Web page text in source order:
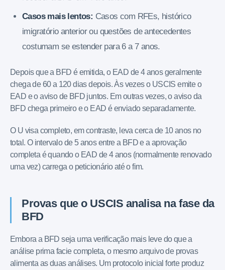
Casos mais lentos: Casos com RFEs, histórico
imigratório anterior ou questões de antecedentes
costumam se estender para 6 a 7 anos.
Depois que a BFD é emitida, o EAD de 4 anos geralmente
chega de 60 a 120 dias depois. Às vezes o USCIS emite o
EAD e o aviso de BFD juntos. Em outras vezes, o aviso da
BFD chega primeiro e o EAD é enviado separadamente.
O U visa completo, em contraste, leva cerca de 10 anos no
total. O intervalo de 5 anos entre a BFD e a aprovação
completa é quando o EAD de 4 anos (normalmente renovado
uma vez) carrega o peticionário até o fim.
Provas que o USCIS analisa na fase da
BFD
Embora a BFD seja uma verificação mais leve do que a
análise prima facie completa, o mesmo arquivo de provas
alimenta as duas análises. Um protocolo inicial forte produz